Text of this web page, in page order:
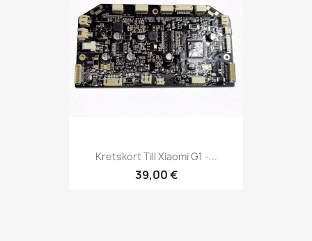
Kretskort Till Xiaomi G1 -...
39,00 €